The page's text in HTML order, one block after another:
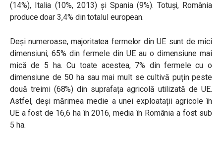
(14%), Italia (10%, 2013) și Spania (9%). Totuși, România
produce doar 3,4% din totalul european.
Deși numeroase, majoritatea fermelor din UE sunt de mici
dimensiuni; 65% din fermele din UE au o dimensiune mai
mică de 5 ha. Cu toate acestea, 7% din fermele cu o
dimensiune de 50 ha sau mai mult se cultivă puțin peste
două treimi (68%) din suprafața agricolă utilizată de UE.
Astfel, deși mărimea medie a unei exploatații agricole în
UE a fost de 16,6 ha în 2016, media în România a fost sub
5 ha.